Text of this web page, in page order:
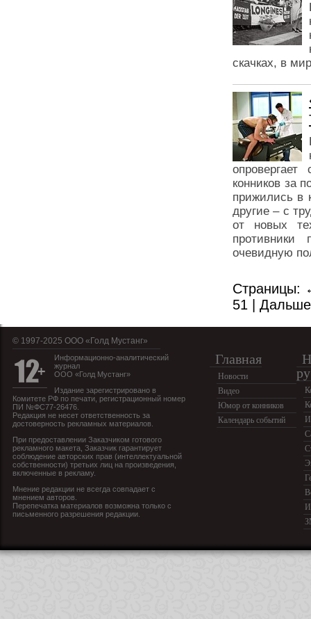
скачках, в
конников за
прижились в
другие – с
от новых
противники
очевидную
Страницы:
51
© 1997-2025 OOO «Голд Мустанг»
Информационно-аналитический
журнал
ООО «Голд Мустанг»
Издание зарегистрировано в
Комитете РФ по печати, регистрационный номер
ПИ №ФС77-26476.
Редакция не несет ответственность за
достоверность рекламных материалов.
При предоставлении Заказчиком готового
рекламного макета, Заказчик гарантирует
соблюдение авторских прав (интеллектуальной
собственности) третьих лиц на произведения,
включенные в рекламу.
Мнение редакции не всегда совпадает с
мнением авторов.
Перепечатка материалов возможна только с
письменного разрешения редакции.
Главная
Новости
Видео
Юмор от конников
Календарь событий